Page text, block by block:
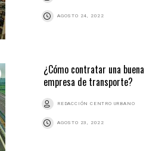
AGOSTO 24, 2022
¿Cómo contratar una buena
empresa de transporte?
REDACCIÓN CENTRO URBANO
AGOSTO 23, 2022